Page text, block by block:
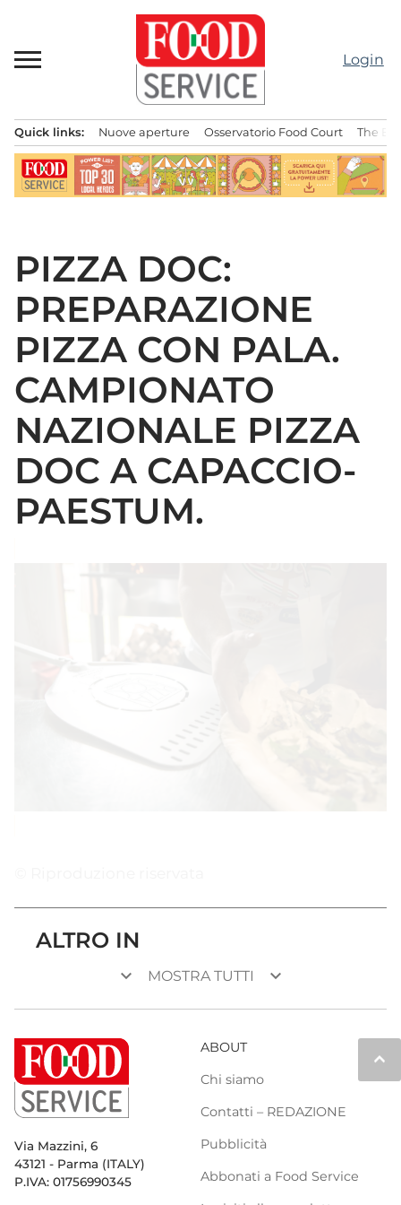
contenuto
Login
principale
Quick links: Nuove aperture Osservatorio Food Court The
PIZZA DOC:
PREPARAZIONE
PIZZA CON PALA.
CAMPIONATO
NAZIONALE PIZZA
DOC A CAPACCIO-
PAESTUM.
ALTRO IN
keyboard_arrow_down MOSTRA TUTTI keyboard_arrow_down
keyboard_arrow_up
Via Mazzini, 6
43121 - Parma (ITALY)
P.IVA: 01756990345
ABOUT
Chi siamo
Contatti – REDAZIONE
Pubblicità
Abbonati a Food Service